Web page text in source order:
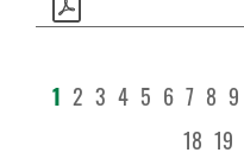
1 2 3 4 5 6 7 8 9
18 19